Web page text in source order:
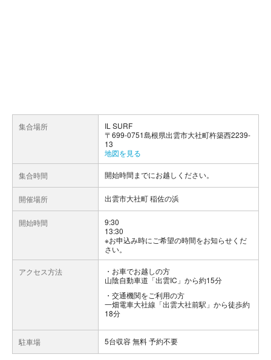
集合場所
IL SURF
〒699-0751島根県出雲市大社町杵築西2239-
13
地図を見る
集合時間 開始時間までにお越しください。
開催場所 出雲市大社町 稲佐の浜
開始時間
9:30
13:30
※お申込み時にご希望の時間をお知らせくだ
さい。
アクセス方法
お車でお越しの方
山陰自動車道「出雲IC」から約15分
交通機関をご利用の方
一畑電車大社線「出雲大社前駅」から徒歩約
18分
駐車場 5台収容 無料 予約不要